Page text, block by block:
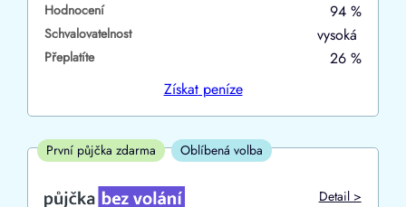
ano
ne
ano
ne
V exekuci
Hodnocení 94 %
Schvalovatelnost vysoká
Přeplatíte
26 %
Získatpeníze
První půjčka zdarma Oblíbená volba
Detail >